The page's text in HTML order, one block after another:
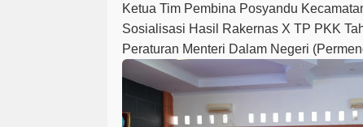
Ketua Tim Pembina Posyandu
Sosialisasi Hasil Rakernas X TP PKK
Peraturan Menteri Dalam Negeri